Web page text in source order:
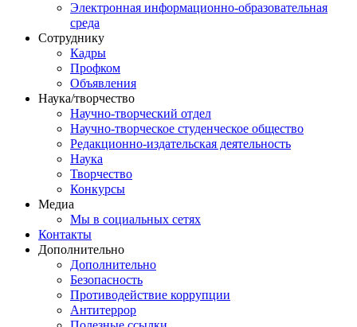
Электронная информационно-образовательная
среда
Сотруднику
Кадры
Профком
Объявления
Наука/творчество
Научно-творческий отдел
Научно-творческое студенческое общество
Редакционно-издательская деятельность
Наука
Творчество
Конкурсы
Медиа
Мы в социальных сетях
Контакты
Дополнительно
Дополнительно
Безопасность
Противодействие коррупции
Антитеррор